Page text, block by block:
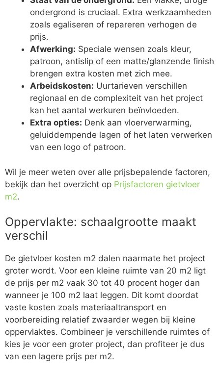
ondergrond is cruciaal. Extra werkzaamheden
zoals egaliseren of repareren verhogen de
prijs.
Afwerking: Speciale wensen zoals kleur,
patroon, antislip of een matte/glanzende finish
brengen extra kosten met zich mee.
Arbeidskosten: Uurtarieven verschillen
regionaal en de complexiteit van het project
kan het aantal werkuren beïnvloeden.
Extra opties: Denk aan vloerverwarming,
geluiddempende lagen of het laten verwerken
van een logo of patroon.
Wil je meer weten over alle prijsbepalende factoren,
bekijk dan het overzicht op Prijsfactoren gietvloer
m2.
Oppervlakte: schaalgrootte maakt
verschil
De gietvloer kosten m2 dalen naarmate het project
groter wordt. Voor een kleine ruimte van 20 m2 ligt
de prijs per m2 vaak 30 tot 40 procent hoger dan
wanneer je 100 m2 laat leggen. Dit komt doordat
vaste kosten zoals materiaaltransport en
voorbereiding relatief zwaarder wegen bij kleine
oppervlaktes. Combineer je verschillende ruimtes of
kies je voor een groter project, dan profiteer je dus
van een lagere prijs per m2.